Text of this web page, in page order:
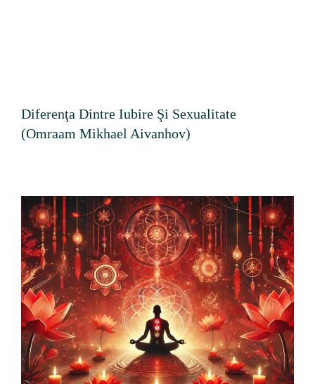
Diferenţa Dintre Iubire Şi Sexualitate
(Omraam Mikhael Aivanhov)